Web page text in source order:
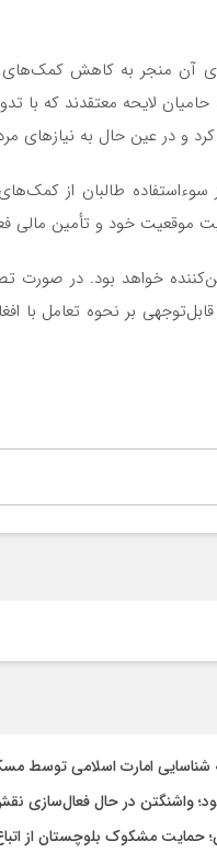
آن منجر به کاهش کمک‌های
حامیان لایحه معتقدند که
و در عین حال به نیازهای
طالبان از
موقعیت خود و تأمین مالی
خواهد بود. در
بر نحوه تعامل با
شناسایی امارت اسلامی توسط
واشنگتن در حال فعال‌سازی
حمایت مشکوک بلوچستان از